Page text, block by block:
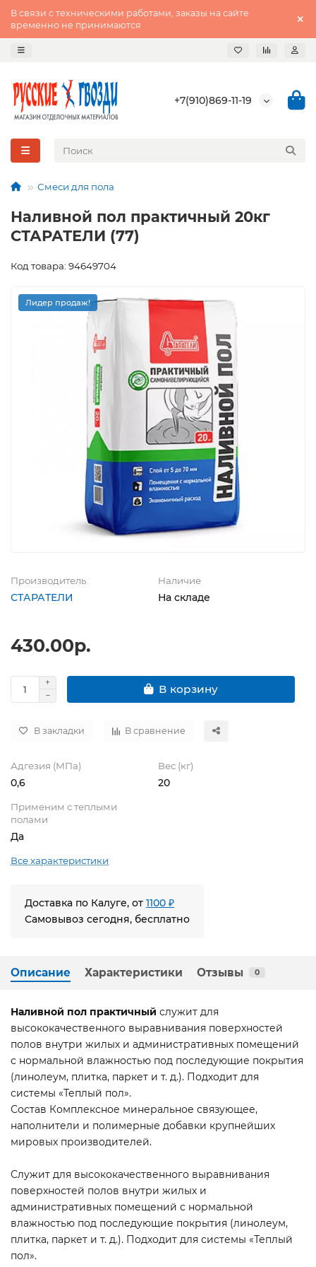
В связи с техническими работами, заказы на сайте
временно не принимаются
+7(910)869-11-19
Смеси для пола
Наливной пол практичный 20кг
СТАРАТЕЛИ (77)
Код товара: 94649704
Лидер продаж!
Производитель
СТАРАТЕЛИ
Наличие
На складе
430.00р.
В корзину
В закладки В сравнение
Адгезия (МПа)
0,6
Вес (кг)
20
Применим с теплыми
полами
Да
Все характеристики
Доставка по Калуге, от 1100 ₽
Самовывоз сегодня, бесплатно
Описание Характеристики Отзывы 0
Наливной пол практичный служит для
высококачественного выравнивания поверхностей
полов внутри жилых и административных помещений
с нормальной влажностью под последующие покрытия
(линолеум, плитка, паркет и т. д.). Подходит для
системы «Теплый пол».
Состав Комплексное минеральное связующее,
наполнители и полимерные добавки крупнейших
мировых производителей.
Служит для высококачественного выравнивания
поверхностей полов внутри жилых и
административных помещений с нормальной
влажностью под последующие покрытия (линолеум,
плитка, паркет и т. д.). Подходит для системы «Теплый
пол».